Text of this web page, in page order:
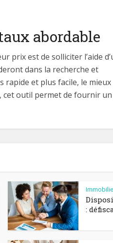
abordable
prix est de solliciter l’aide
dans la recherche et
rapide et plus facile, le mieux
cet outil permet de fournir un
: